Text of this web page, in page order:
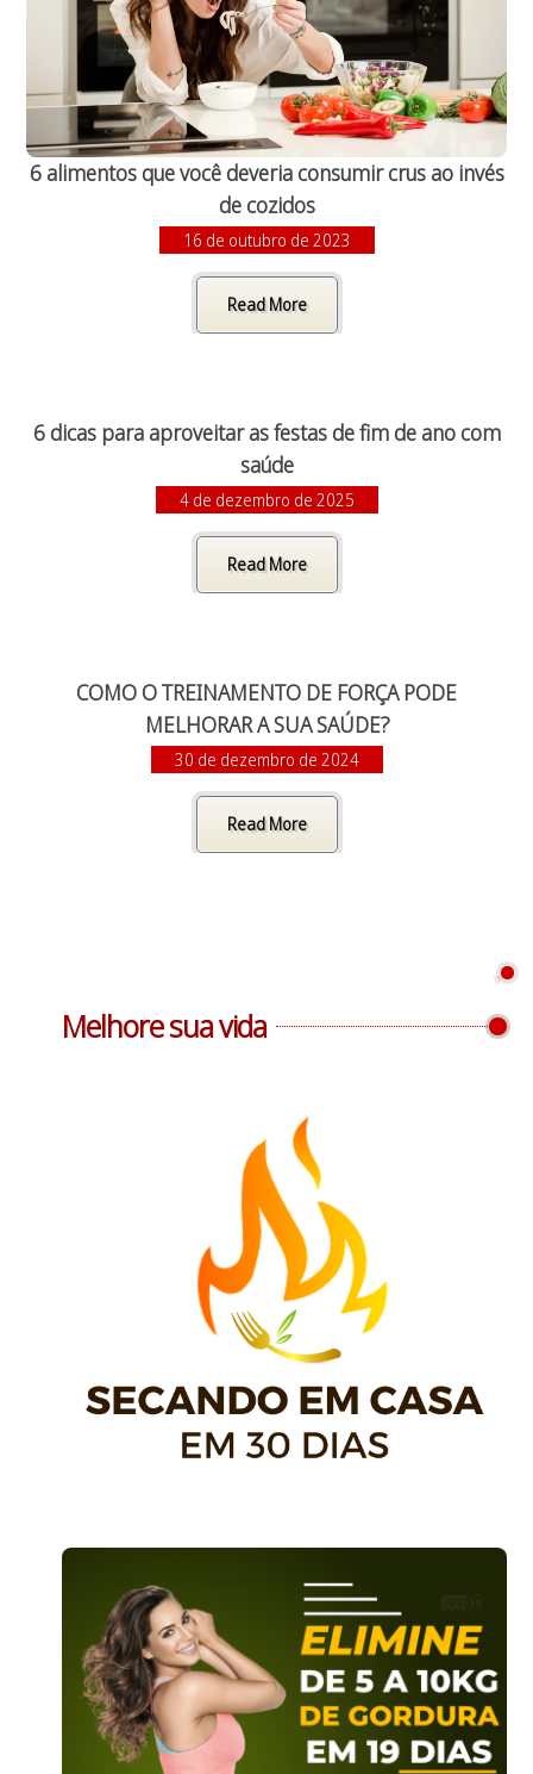
6 alimentos que você deveria consumir crus ao invés
de cozidos
16 de outubro de 2023
Read More
6 dicas para aproveitar as festas de fim de ano com
saúde
4 de dezembro de 2025
Read More
COMO O TREINAMENTO DE FORÇA PODE
MELHORAR A SUA SAÚDE?
30 de dezembro de 2024
Read More
Melhore sua vida